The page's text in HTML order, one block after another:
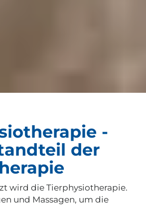
-
der
wird die Tierphysiotherapie.
und Massagen, um die